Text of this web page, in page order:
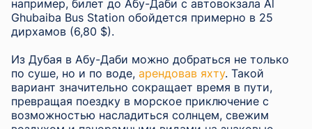
например, билет до Абу-Даби с автовокзала Al
Ghubaiba Bus Station обойдется примерно в 25
дирхамов (6,80 $).
Из Дубая в Абу-Даби можно добраться не только
по суше, но и по воде, арендовав яхту. Такой
вариант значительно сокращает время в пути,
превращая поездку в морское приключение с
возможностью насладиться солнцем, свежим